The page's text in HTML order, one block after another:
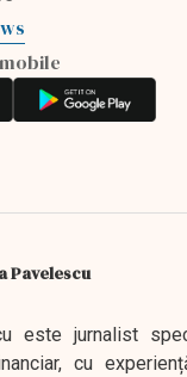
Pavelescu
este jurnalist
cu